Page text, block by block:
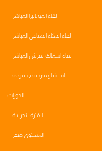
لقاء الموناليزا المباشر
لقاء الذكاء الصناعي المباشر
لقاء اسماك القرش المباشر
استشاره فرديه مدفوعة
الدورات
الفترة التجريبية
المستوى صفر